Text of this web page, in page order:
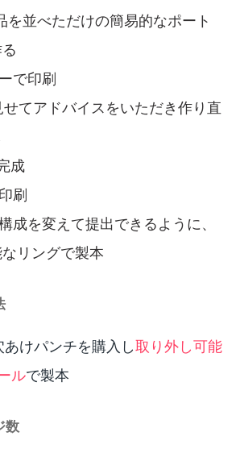
並べただけの簡易的なポート
で印刷
てアドバイスをいただき作り直
成
刷
成を変えて提出できるように、
リングで製本
けパンチを購入し取り外し可能
ルで製本
数